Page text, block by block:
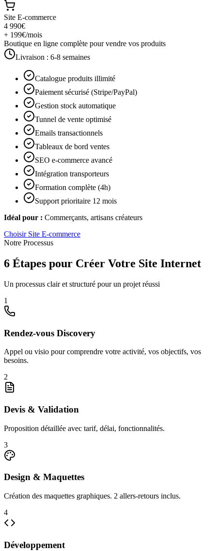
Site E-commerce
4 990€
+ 199€/mois
Boutique en ligne complète pour vendre vos produits
Livraison : 6-8 semaines
Catalogue produits illimité
Paiement sécurisé (Stripe/PayPal)
Gestion stock automatique
Tunnel de vente optimisé
Emails transactionnels
Tableaux de bord ventes
SEO e-commerce avancé
Intégration transporteurs
Formation complète (4h)
Support prioritaire 12 mois
Idéal pour : Commerçants, artisans créateurs
Choisir Site E-commerce
Notre Processus
6 Étapes pour Créer Votre Site Internet
Un processus clair et structuré pour un projet réussi
1
Rendez-vous Discovery
Appel ou visio pour comprendre votre activité, vos objectifs, vos
besoins.
2
Devis & Validation
Proposition détaillée avec tarif, délai, fonctionnalités.
3
Design & Maquettes
Création des maquettes graphiques. 2 allers-retours inclus.
4
Développement